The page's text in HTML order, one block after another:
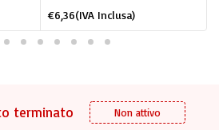
€6,36(IVA Inclusa)
terminato
Non attivo